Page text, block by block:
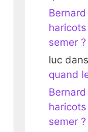
Bernard
semer ?
luc dans
quand
Bernard
semer ?